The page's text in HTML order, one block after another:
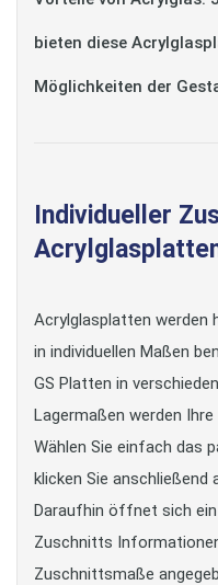
bieten diese
Möglichkeiten der
Individueller
Acrylglasplatten werden
in individuellen Maßen
GS Platten in
Lagermaßen werden
Wählen Sie einfach das
klicken Sie anschließend
Daraufhin öffnet sich
Zuschnitts
Zuschnittsmaße